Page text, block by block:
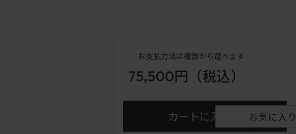
お支払方法は複数から選べます
75,500円 （税込）
カートに入れる お気に入